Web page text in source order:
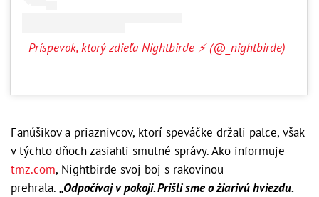
Príspevok, ktorý zdieľa Nightbirde ⚡️ (@_nightbirde)
Fanúšikov a priaznivcov, ktorí speváčke držali palce, však
v týchto dňoch zasiahli smutné správy. Ako informuje
tmz.com, Nightbirde svoj boj s rakovinou
prehrala. „Odpočívaj v pokoji. Prišli sme o žiarivú hviezdu.